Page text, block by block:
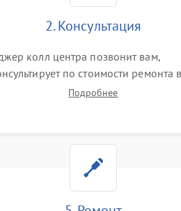
2. Консультация
колл центра позвонит вам,
по стоимости ремонта
пылесоса а также ответит
Подробнее